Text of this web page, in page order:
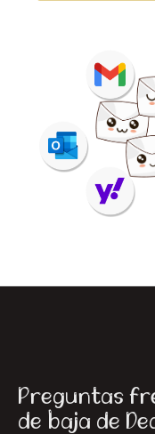
Preguntas
de baja de